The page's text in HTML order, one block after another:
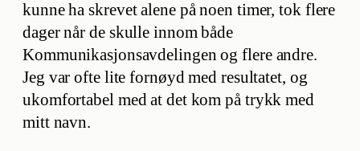
kunne ha skrevet alene på noen timer, tok flere
dager når de skulle innom både
Kommunikasjonsavdelingen og flere andre.
Jeg var ofte lite fornøyd med resultatet, og
ukomfortabel med at det kom på trykk med
mitt navn.